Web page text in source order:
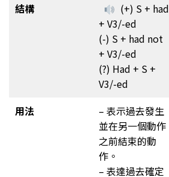
結構
(+) S + had
+ V3/-ed
(-) S + had not
+ V3/-ed
(?) Had + S +
V3/-ed
用法
– 表示過去發生
並在另一個動作
之前結束的動
作。
– 表達過去確定